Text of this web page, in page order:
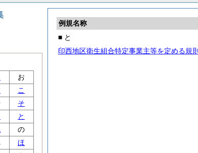
例規名称
■ と
印西地区衛生組合特定事業主等を定める規則
お
こ
そ
と
の
ほ